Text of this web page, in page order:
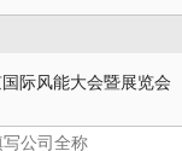
国际风能大会暨展览会